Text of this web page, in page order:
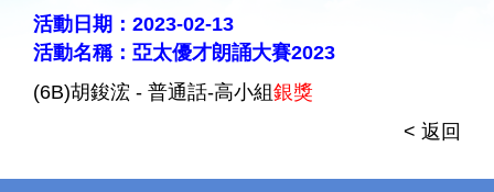
活動日期：2023-02-13
活動名稱：亞太優才朗誦大賽2023
(6B)胡鋑浤 - 普通話-高小組銀獎
< 返回